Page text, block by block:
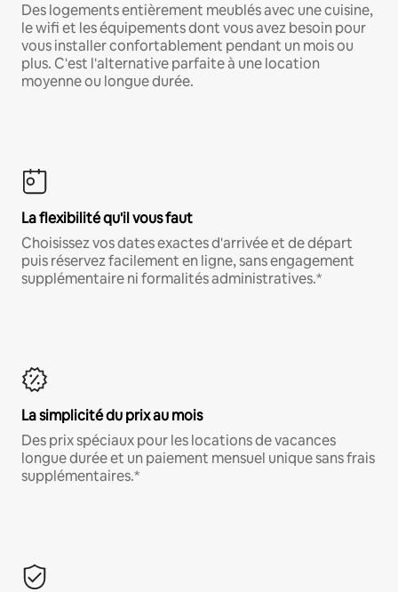
Des logements entièrement meublés avec une cuisine,
le wifi et les équipements dont vous avez besoin pour
vous installer confortablement pendant un mois ou
plus. C'est l'alternative parfaite à une location
moyenne ou longue durée.
La flexibilité qu'il vous faut
Choisissez vos dates exactes d'arrivée et de départ
puis réservez facilement en ligne, sans engagement
supplémentaire ni formalités administratives.*
La simplicité du prix au mois
Des prix spéciaux pour les locations de vacances
longue durée et un paiement mensuel unique sans frais
supplémentaires.*